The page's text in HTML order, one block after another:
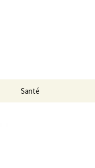
Santé